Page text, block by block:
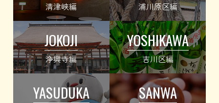
清津峡編 浦川原区編
JOKOJI
浄興寺編
YOSHIKAWA
吉川区編
YASUDUKA SANWA